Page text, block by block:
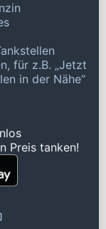
für z.B. „Jetzt
in der Nähe“
Preis tanken!